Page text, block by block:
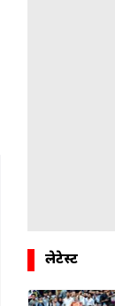
लेटेस्ट